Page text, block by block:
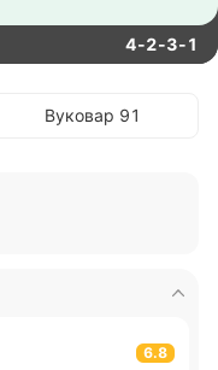
4-2-3-1
Вуковар 91
6.8